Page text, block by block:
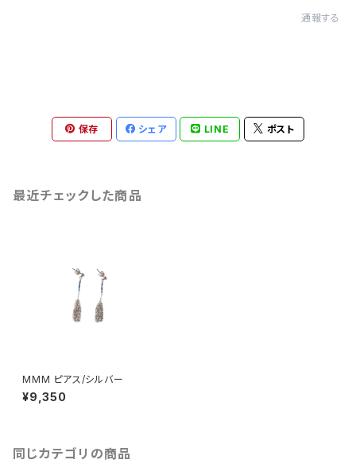
通報する
保存 シェア LINE ポスト
最近チェックした商品
MMM ピアス/シルバー
¥9,350
同じカテゴリの商品